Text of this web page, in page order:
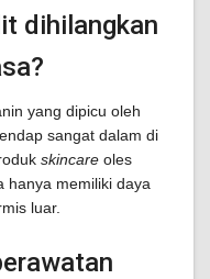
dihilangkan
yang dipicu oleh
sangat dalam di
skincare oles
hanya memiliki daya
luar.